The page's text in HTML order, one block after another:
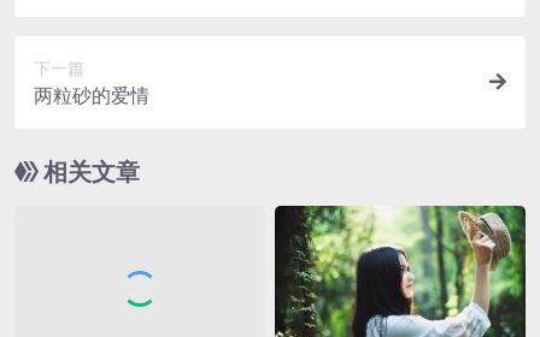
下一篇
两粒砂的爱情
相关文章